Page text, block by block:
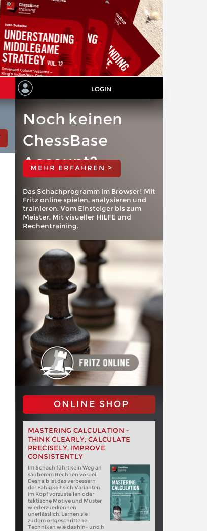
LOGIN
Noch keinen
ChessBase
Account?
MEHR ERFAHREN >
Das Schachprogramm im Browser! Mit
Fritz online spielen, analysieren und
trainieren. Vom Einsteiger bis zum
Meister. Mit visueller HILFE und
Rechentraining.
ONLINE SHOP
MASTERING CALCULATION -
THINK CLEARLY, CALCULATE
PRECISELY, IMPROVE
CONSISTENTLY
Im Schach führt kein Weg an
sauberem Rechnen vorbei.
Deshalb ist das verbessern
der Fähigkeit sich Varianten
im Kopf vorzustellen oder
taktische Motive und Muster
wiederzuerkennen
unerlässlich. Lernen sie
zudem ortgeschrittene
Techniken wie das hin- und h